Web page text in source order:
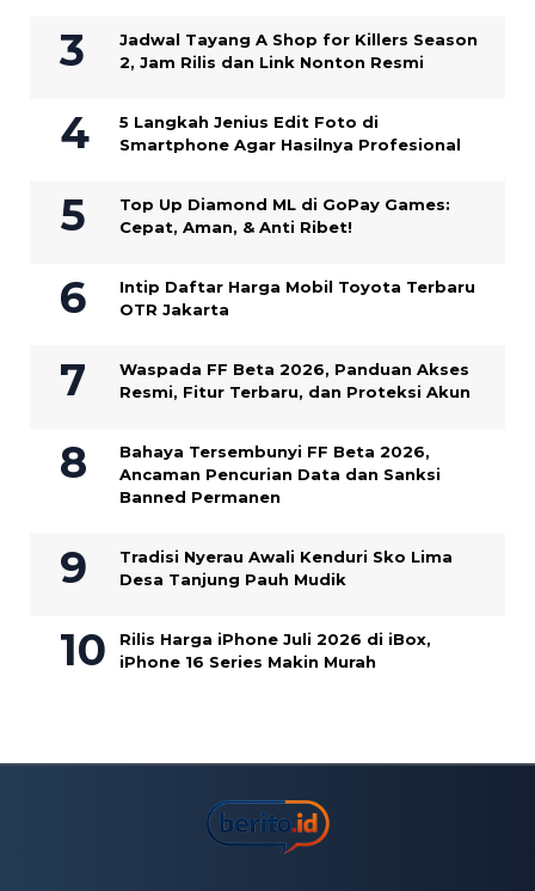
Jadwal Tayang A Shop for Killers Season
2, Jam Rilis dan Link Nonton Resmi
5 Langkah Jenius Edit Foto di
Smartphone Agar Hasilnya Profesional
Top Up Diamond ML di GoPay Games:
Cepat, Aman, & Anti Ribet!
Intip Daftar Harga Mobil Toyota Terbaru
OTR Jakarta
Waspada FF Beta 2026, Panduan Akses
Resmi, Fitur Terbaru, dan Proteksi Akun
Bahaya Tersembunyi FF Beta 2026,
Ancaman Pencurian Data dan Sanksi
Banned Permanen
Tradisi Nyerau Awali Kenduri Sko Lima
Desa Tanjung Pauh Mudik
Rilis Harga iPhone Juli 2026 di iBox,
iPhone 16 Series Makin Murah